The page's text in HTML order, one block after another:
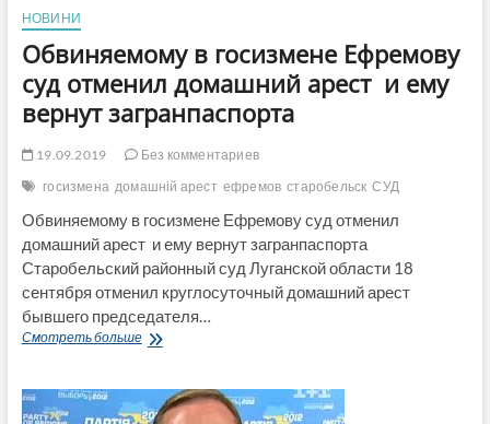
НОВИНИ
Обвиняемому в госизмене Ефремову
суд отменил домашний арест и ему
вернут загранпаспорта
19.09.2019
Без комментариев
госизмена домашній арест ефремов старобельск СУД
Обвиняемому в госизмене Ефремову суд отменил
домашний арест и ему вернут загранпаспорта
Старобельский районный суд Луганской области 18
сентября отменил круглосуточный домашний арест
бывшего председателя…
Смотреть большеОбвиняемому
Ефремову
суд